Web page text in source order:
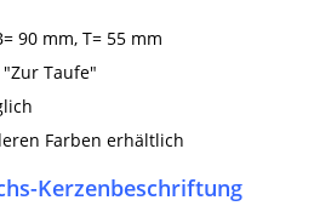
90 mm, T= 55 mm
Taufe"
Farben erhältlich
Kerzenbeschriftung